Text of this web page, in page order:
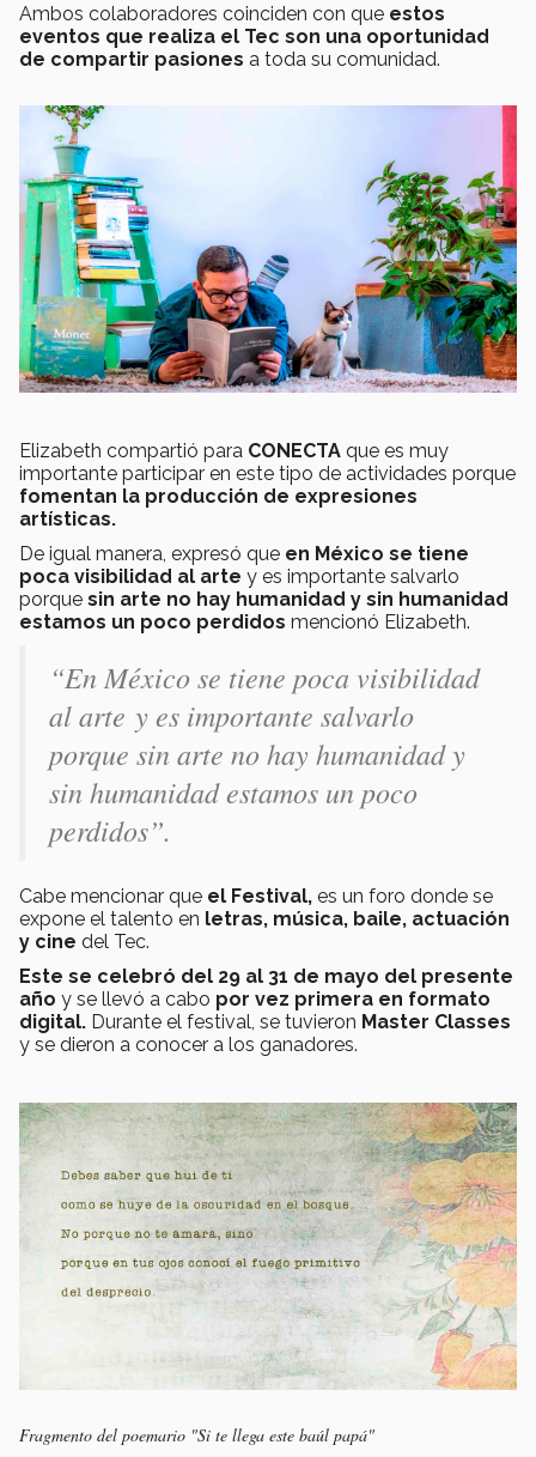
Ambos colaboradores coinciden con que estos
eventos que realiza el Tec son una oportunidad
de compartir pasiones a toda su comunidad.
Elizabeth compartió para CONECTA que es muy
importante participar en este tipo de actividades porque
fomentan la producción de expresiones
artísticas.
De igual manera, expresó que en México se tiene
poca visibilidad al arte y es importante salvarlo
porque sin arte no hay humanidad y sin humanidad
estamos un poco perdidos mencionó Elizabeth.
“En México se tiene poca visibilidad
al arte y es importante salvarlo
porque sin arte no hay humanidad y
sin humanidad estamos un poco
perdidos”.
Cabe mencionar que el Festival, es un foro donde se
expone el talento en letras, música, baile, actuación
y cine del Tec.
Este se celebró del 29 al 31 de mayo del presente
año y se llevó a cabo por vez primera en formato
digital. Durante el festival, se tuvieron Master Classes
y se dieron a conocer a los ganadores.
Fragmento del poemario "Si te llega este baúl papá"